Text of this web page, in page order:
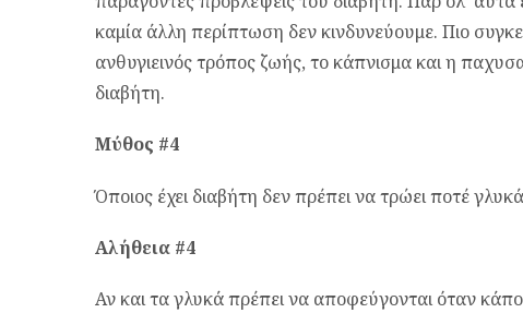
καμία άλλη περίπτωση δεν κινδυνεύουμε. Πιο
ανθυγιεινός τρόπος ζωής, το κάπνισμα και η
διαβήτη.
Μύθος #4
Όποιος έχει διαβήτη δεν πρέπει να τρώει ποτέ
Αλήθεια #4
Αν και τα γλυκά πρέπει να αποφεύγονται όταν